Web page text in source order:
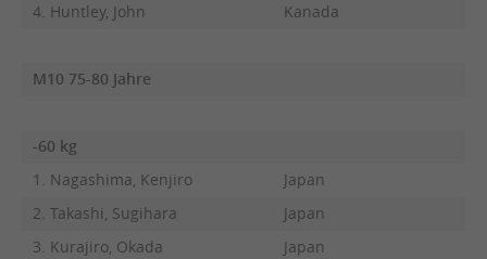
4. Huntley, John
Kanada
M10 75-80 Jahre
-60 kg
1. Nagashima, Kenjiro
Japan
2. Takashi, Sugihara
Japan
3. Kurajiro, Okada
Japan